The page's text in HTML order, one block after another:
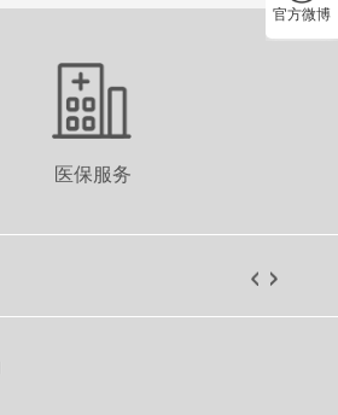
医保服务
官方微博